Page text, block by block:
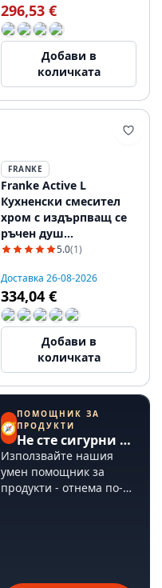
296,53 €
Добави в
количката
FRANKE
Franke Active L
Кухненски смесител
хром с издърпващ се
ръчен душ
115.0653.379
5.0(1)
Доставка 26-08-2026
334,04 €
Добави в
количката
🧭
ПОМОЩНИК ЗА
ПРОДУКТИ
Не сте сигурни откъде да започнете?
Използвайте нашия
умен помощник за
продукти - отнема по-